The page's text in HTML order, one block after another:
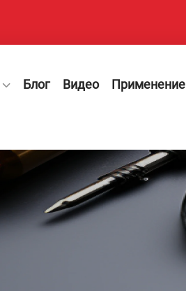
Блог Видео Применение